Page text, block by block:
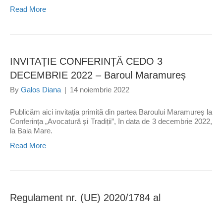
Read More
INVITAȚIE CONFERINȚĂ CEDO 3
DECEMBRIE 2022 – Baroul Maramureș
By Galos Diana | 14 noiembrie 2022
Publicăm aici invitația primită din partea Baroului Maramureș la
Conferința „Avocatură și Tradiții”, în data de 3 decembrie 2022,
la Baia Mare.
Read More
Regulament nr. (UE) 2020/1784 al